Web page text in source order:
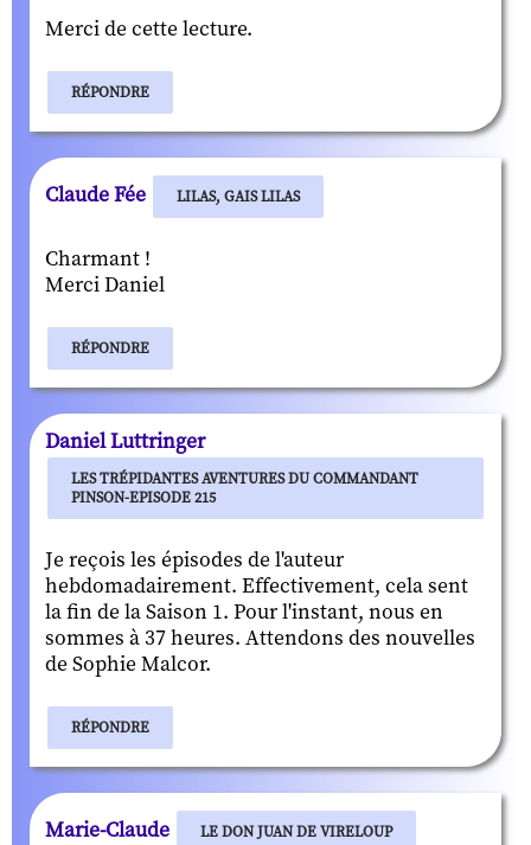
Merci de cette lecture.
RÉPONDRE
Claude Fée LILAS, GAIS LILAS
Charmant !
Merci Daniel
RÉPONDRE
Daniel Luttringer
LES TRÉPIDANTES AVENTURES DU COMMANDANT
PINSON-EPISODE 215
Je reçois les épisodes de l'auteur
hebdomadairement. Effectivement, cela sent
la fin de la Saison 1. Pour l'instant, nous en
sommes à 37 heures. Attendons des nouvelles
de Sophie Malcor.
RÉPONDRE
Marie-Claude LE DON JUAN DE VIRELOUP